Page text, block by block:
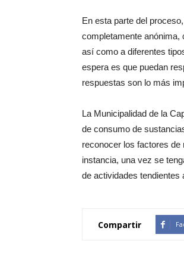
En esta parte del
completamente anónima,
así como a diferentes
espera es que puedan
respuestas son lo más
La Municipalidad de la
de consumo de
reconocer los factores
instancia, una vez se
de actividades
Compartir